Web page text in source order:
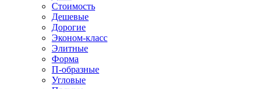
Стоимость
Дешевые
Дорогие
Эконом-класс
Элитные
Форма
П-образные
Угловые